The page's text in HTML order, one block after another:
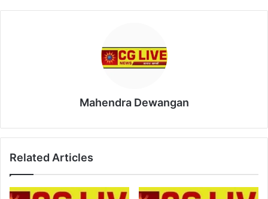
Mahendra Dewangan
Related Articles